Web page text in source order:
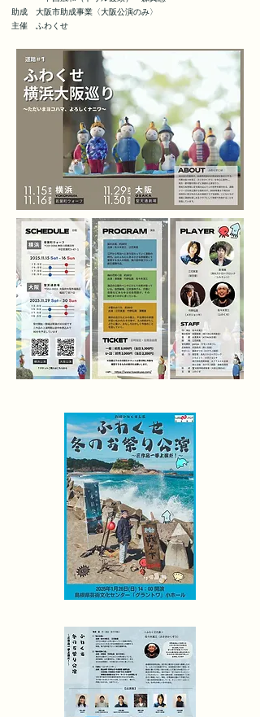
助成 大阪市助成事業〈大阪公演のみ〉
主催
ふわくせ